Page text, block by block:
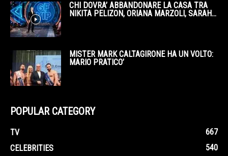
CHI DOVRA’ ABBANDONARE LA CASA TRA
NIKITA PELIZON, ORIANA MARZOLI, SARAH...
MISTER MARK CALTAGIRONE HA UN VOLTO:
MARIO PRATICO’
POPULAR CATEGORY
TV
667
CELEBRITIES
540